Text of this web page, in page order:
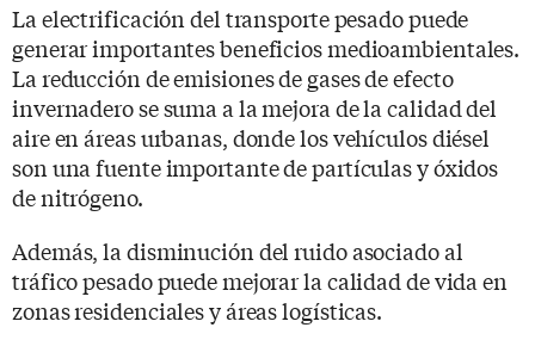
La electrificación del transporte pesado puede
generar importantes beneficios medioambientales.
La reducción de emisiones de gases de efecto
invernadero se suma a la mejora de la calidad del
aire en áreas urbanas, donde los vehículos diésel
son una fuente importante de partículas y óxidos
de nitrógeno.
Además, la disminución del ruido asociado al
tráfico pesado puede mejorar la calidad de vida en
zonas residenciales y áreas logísticas.